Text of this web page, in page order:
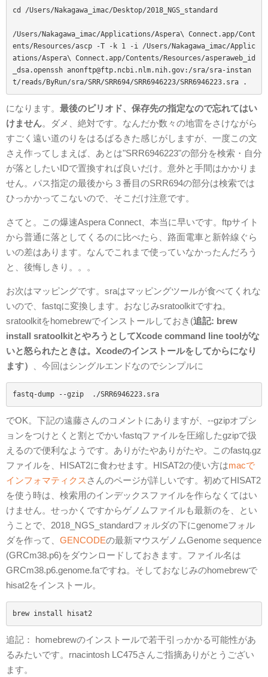
cd /Users/Nakagawa_imac/Desktop/2018_NGS_standard
/Users/Nakagawa_imac/Applications/Aspera\ Connect.app/Cont
ents/Resources/ascp -T -k 1 -i /Users/Nakagawa_imac/Applic
ations/Aspera\ Connect.app/Contents/Resources/asperaweb_id
_dsa.openssh anonftp@ftp.ncbi.nlm.nih.gov:/sra/sra-instan
t/reads/ByRun/sra/SRR/SRR694/SRR6946223/SRR6946223.sra .
になります。 最後のピリオド、保存先の指定なので忘れてはい
けません。ダメ、絶対です。なんだか数々の地雷をさけながら
すごく遠い道のりをはるばるきた感じがしますが、一度この文
さえ作ってしまえば、あとは"SRR6946223"の部分を検索・自分
が落としたいIDで置換すれば良いだけ。意外と手間はかかりま
せん。パス指定の最後から３番目のSRR694の部分は検索では
ひっかかってこないので、そこだけ注意です。
さてと。この爆速Aspera Connect、本当に早いです。ftpサイト
から普通に落としてくるのに比べたら、路面電車と新幹線ぐら
いの差はあります。なんでこれまで使っていなかったんだろう
と、後悔しきり。。。
お次はマッピングです。sraはマッピングツールが食べてくれな
いので、fastqに変換します。おなじみsratoolkitですね。
sratoolkitをhomebrewでインストールしておき(追記: brew
install sratoolkitとやろうとしてXcode command line toolがな
いと怒られたときは。Xcodeのインストールをしてからになり
ます）
、今回はシングルエンドなのでシンプルに
fastq-dump --gzip  ./SRR6946223.sra
でOK。下記の遠藤さんのコメントにありますが、--gzipオプシ
ョンをつけとくと割とでかいfastqファイルを圧縮したgzipで扱
えるので便利なようです。ありがたやありがたや。このfastq.gz
ファイルを、HISAT2に食わせます。HISAT2の使い方はmacで
インフォマティクス さんのページが詳しいです。初めてHISAT2
を使う時は、検索用のインデックスファイルを作らなくてはい
けません。せっかくですからゲノムファイルも最新のを、とい
うことで、2018_NGS_standardフォルダの下にgenomeフォル
ダを作って、 GENCODEの最新マウスゲノムGenome sequence
(GRCm38.p6)をダウンロードしておきます。ファイル名は
GRCm38.p6.genome.faですね。そしておなじみのhomebrewで
hisat2をインストール。
brew install hisat2
追記： homebrewのインストールで若干引っかかる可能性があ
るみたいです。rnacintosh LC475さんご指摘ありがとうござい
ます。